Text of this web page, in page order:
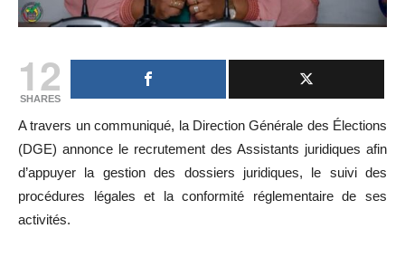
12
SHARES
A travers un communiqué, la Direction Générale des Élections
(DGE) annonce le recrutement des Assistants juridiques afin
d’appuyer la gestion des dossiers juridiques, le suivi des
procédures légales et la conformité réglementaire de ses
activités.